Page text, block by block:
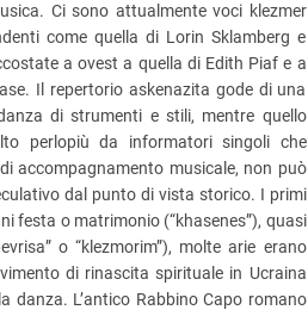
Ci sono attualmente voci klezmer
come quella di Lorin Sklamberg e
a ovest a quella di Edith Piaf e a
Il repertorio askenazita gode di una
di strumenti e stili, mentre quello
perlopiù da informatori singoli che
accompagnamento musicale, non può
dal punto di vista storico. I primi
festa o matrimonio (“khasenes”), quasi
o “klezmorim”), molte arie erano
di rinascita spirituale in Ucraina
danza. L’antico Rabbino Capo romano